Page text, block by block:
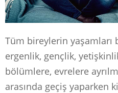
Tüm bireylerin yaşamları
ergenlik, gençlik,
bölümlere, evrelere
arasında geçiş yaparken